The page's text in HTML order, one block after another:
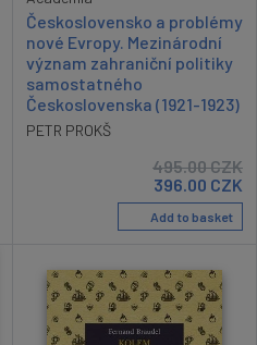
Československo a problémy
nové Evropy. Mezinárodní
význam zahraniční politiky
samostatného
Československa (1921-1923)
PETR PROKŠ
495.00CZK
396.00 CZK
Add to basket